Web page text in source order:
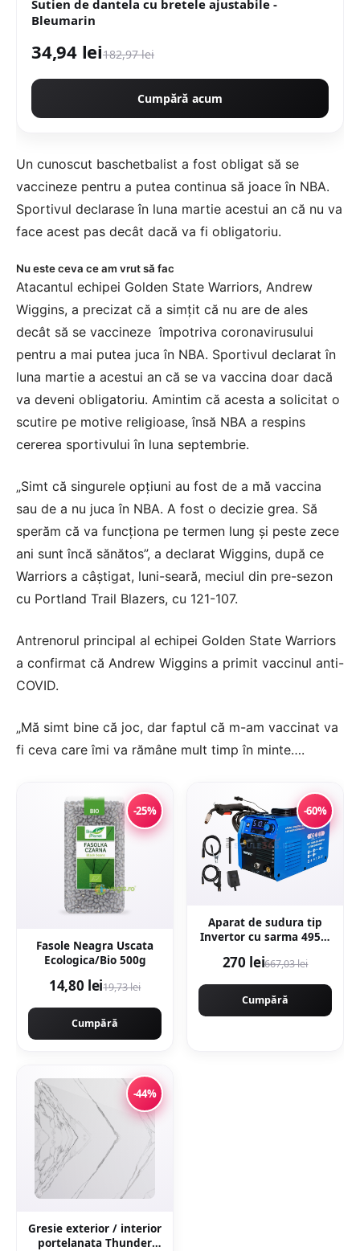
Sutien de dantela cu bretele ajustabile -
Bleumarin
34,94 lei182,97 lei
Cumpără acum
Un cunoscut baschetbalist a fost obligat să se
vaccineze pentru a putea continua să joace în NBA.
Sportivul declarase în luna martie acestui an că nu va
face acest pas decât dacă va fi obligatoriu.
Nu este ceva ce am vrut să fac
Atacantul echipei Golden State Warriors, Andrew
Wiggins, a precizat că a simțit că nu are de ales
decât să se vaccineze împotriva coronavirusului
pentru a mai putea juca în NBA. Sportivul declarat în
luna martie a acestui an că se va vaccina doar dacă
va deveni obligatoriu. Amintim că acesta a solicitat o
scutire pe motive religioase, însă NBA a respins
cererea sportivului în luna septembrie.
„Simt că singurele opţiuni au fost de a mă vaccina
sau de a nu juca în NBA. A fost o decizie grea. Să
sperăm că va funcţiona pe termen lung şi peste zece
ani sunt încă sănătos”, a declarat Wiggins, după ce
Warriors a câştigat, luni-seară, meciul din pre-sezon
cu Portland Trail Blazers, cu 121-107.
Antrenorul principal al echipei Golden State Warriors
a confirmat că Andrew Wiggins a primit vaccinul anti-
COVID.
„Mă simt bine că joc, dar faptul că m-am vaccinat va
fi ceva care îmi va rămâne mult timp în minte….
-25%
Fasole Neagra Uscata
Ecologica/Bio 500g
14,80 lei19,73 lei
Cumpără
-60%
Aparat de sudura tip
Invertor cu sarma 495A,
LIFT optional) afisaj
MASH IGBT TEHNOLOGY
ULTRA HYBRID POWER,
270 lei667,03 lei
Cumpără
-44%
Gresie exterior / interior
portelanata Thunder